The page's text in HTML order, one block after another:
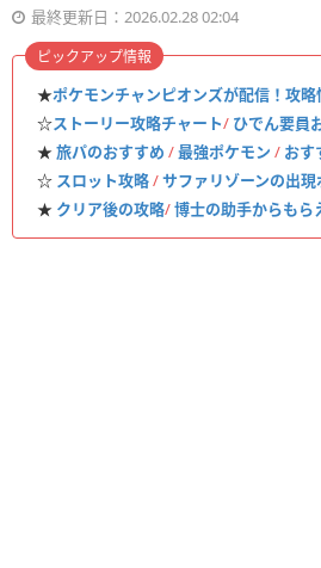
最終更新日：2026.02.28 02:04
★ポケモンチャンピオンズが配信！攻略
☆ストーリー攻略チャート/ ひでん要員
★旅パのおすすめ /最強ポケモン / おす
☆ スロット攻略/サファリゾーンの出現
★ クリア後の攻略/博士の助手からもら
ピックアップ情報